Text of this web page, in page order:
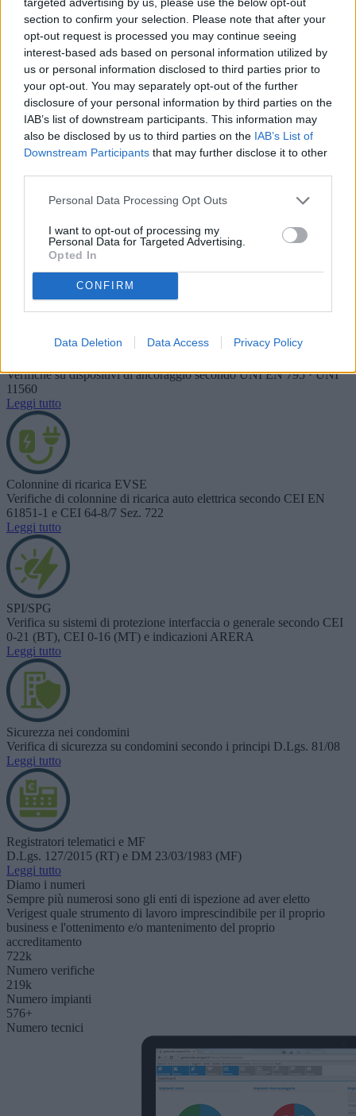
section to confirm your selection. Please note that after your
opt-out request is processed you may continue seeing
interest-based ads based on personal information utilized by
us or personal information disclosed to third parties prior to
your opt-out. You may separately opt-out of the further
disclosure of your personal information by third parties on the
IAB’s list of downstream participants. This information may
also be disclosed by us to third parties on the IAB’s List of
Downstream Participants that may further disclose it to other
Personal Data Processing Opt Outs
I want to opt-out of processing my
Personal Data for Targeted Advertising.
Opted In
CONFIRM
Data Deletion Data Access Privacy Policy
Cancelli automatici
Verificazione su cancelli automatici, D.Lgs. 27/01/2010 n.17
Leggi tutto
Materiali contenenti amianto
Verificazione materiali contenenti amianto (MCA) - DM 06/09/1994
Acque ad uso umano
Verifiche acque ad uso umano su “base volontaria”
Verifiche su dispositivi di ancoraggio secondo UNI EN 795 · UNI
11560
Leggi tutto
Colonnine di ricarica EVSE
Verifiche di colonnine di ricarica auto elettrica secondo CEI EN
61851-1 e CEI 64-8/7 Sez. 722
Leggi tutto
SPI/SPG
Verifica su sistemi di protezione interfaccia o generale secondo CEI
0-21 (BT), CEI 0-16 (MT) e indicazioni ARERA
Leggi tutto
Sicurezza nei condomini
Verifica di sicurezza su condomini secondo i principi D.Lgs. 81/08
Leggi tutto
Registratori telematici e MF
D.Lgs. 127/2015 (RT) e DM 23/03/1983 (MF)
Leggi tutto
Diamo i numeri
Sempre più numerosi sono gli enti di ispezione ad aver eletto
Verigest quale strumento di lavoro imprescindibile per il proprio
business e l'ottenimento e/o mantenimento del proprio
accreditamento
904k
Numero verifiche
275k
Numero impianti
722+
Numero tecnici